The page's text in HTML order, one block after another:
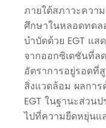
ภายใต้สภาวะควา
ศึกษาในหลอดทดล
บำบัดด้วย EGT แส
จากออกซิเดชันที่ล
อัตราการอยู่รอดที่
สิ่งแวดล้อม ผลกา
EGT ในฐานะส่วน
ไปที่ความยืดหยุ่นแ